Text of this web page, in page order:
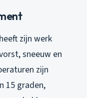
zijn werk
sneeuw en
zijn
15 graden,